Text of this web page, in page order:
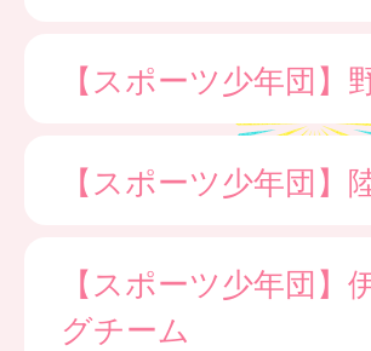
【スポーツ少年団】
【スポーツ少年団】
【スポーツ少年団
グチーム